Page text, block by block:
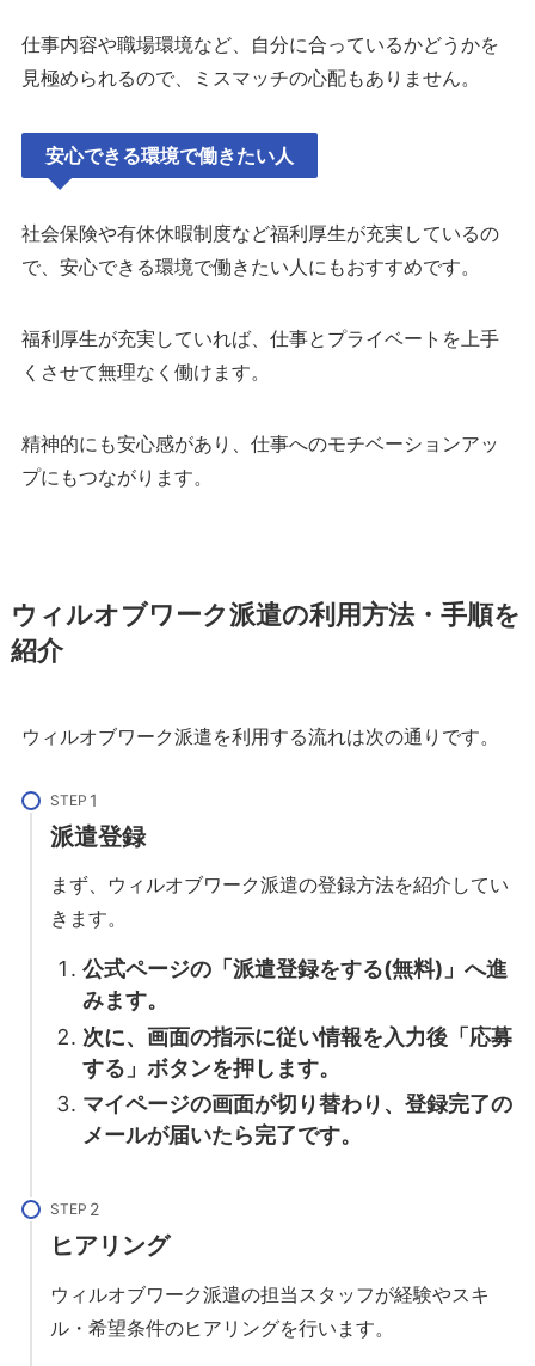
仕事内容や職場環境など、自分に合っているかどうかを
見極められるので、ミスマッチの心配もありません。
安心できる環境で働きたい人
社会保険や有休休暇制度など福利厚生が充実しているの
で、安心できる環境で働きたい人にもおすすめです。
福利厚生が充実していれば、仕事とプライベートを上手
くさせて無理なく働けます。
精神的にも安心感があり、仕事へのモチベーションアッ
プにもつながります。
ウィルオブワーク派遣の利用方法・手順を
紹介
ウィルオブワーク派遣を利用する流れは次の通りです。
STEP
派遣登録
まず、ウィルオブワーク派遣の登録方法を紹介してい
きます。
公式ページの「派遣登録をする(無料)」へ進
みます。
次に、画面の指示に従い情報を入力後「応募
する」ボタンを押します。
マイページの画面が切り替わり、登録完了の
メールが届いたら完了です。
STEP
ヒアリング
ウィルオブワーク派遣の担当スタッフが経験やスキ
ル・希望条件のヒアリングを行います。